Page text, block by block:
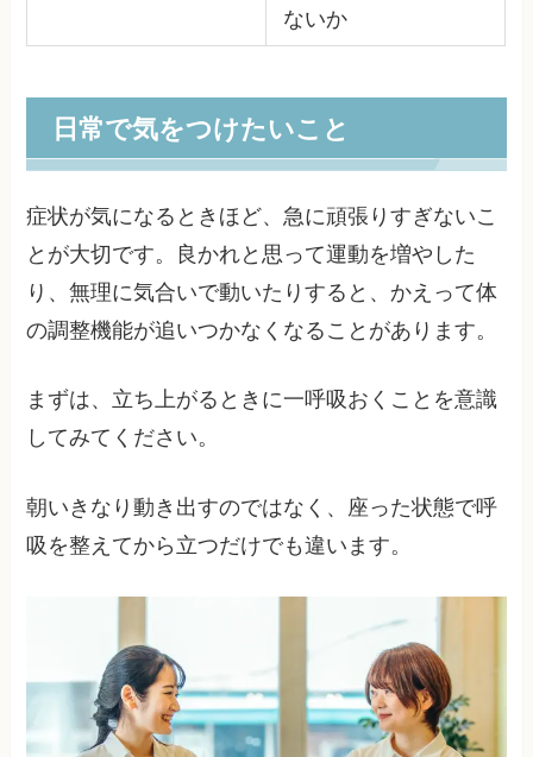
ないか
日常で気をつけたいこと
症状が気になるときほど、急に頑張りすぎないこ
とが大切です。良かれと思って運動を増やした
り、無理に気合いで動いたりすると、かえって体
の調整機能が追いつかなくなることがあります。
まずは、立ち上がるときに一呼吸おくことを意識
してみてください。
朝いきなり動き出すのではなく、座った状態で呼
吸を整えてから立つだけでも違います。